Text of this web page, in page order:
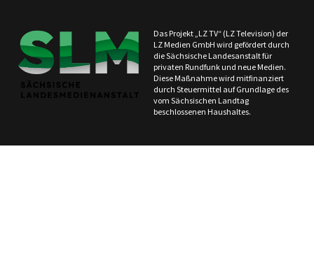
Das Projekt „LZ TV“ (LZ Television) der
LZ Medien GmbH wird gefördert durch
die Sächsische Landesanstalt für
privaten Rundfunk und neue Medien.
Diese Maßnahme wird mitfinanziert
durch Steuermittel auf Grundlage des
vom Sächsischen Landtag
beschlossenen Haushaltes.